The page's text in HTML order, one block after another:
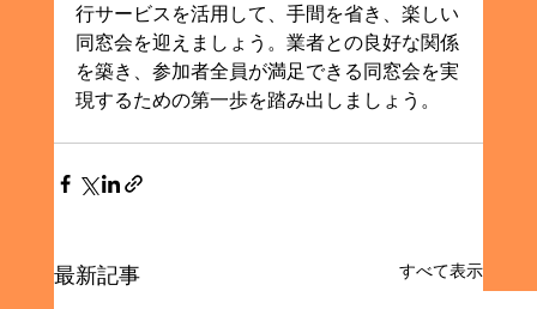
行サービスを活用して、手間を省き、楽しい
同窓会を迎えましょう。業者との良好な関係
を築き、参加者全員が満足できる同窓会を実
現するための第一歩を踏み出しましょう。
最新記事 すべて表示